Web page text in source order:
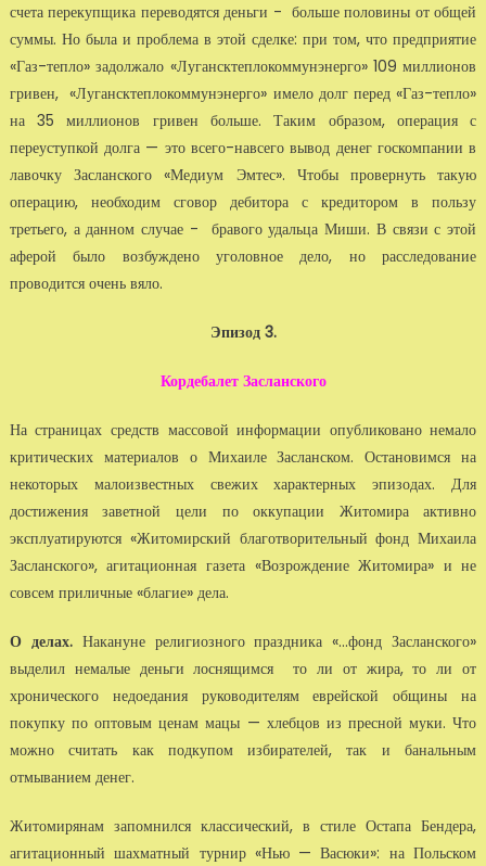
счета перекупщика переводятся деньги - больше половины от общей
суммы. Но была и проблема в этой сделке: при том, что предприятие
«Газ-тепло» задолжало «Лугансктеплокоммунэнерго» 109 миллионов
гривен, «Лугансктеплокоммунэнерго» имело долг перед «Газ-тепло»
на 35 миллионов гривен больше. Таким образом, операция с
переуступкой долга — это всего-навсего вывод денег госкомпании в
лавочку Засланского «Медиум Эмтес». Чтобы провернуть такую
операцию, необходим сговор дебитора с кредитором в пользу
третьего, а данном случае - бравого удальца Миши. В связи с этой
аферой было возбуждено уголовное дело, но расследование
проводится очень вяло.
Эпизод 3.
Кордебалет Засланского
На страницах средств массовой информации опубликовано немало
критических материалов о Михаиле Засланском. Остановимся на
некоторых малоизвестных свежих характерных эпизодах. Для
достижения заветной цели по оккупации Житомира активно
эксплуатируются «Житомирский благотворительный фонд Михаила
Засланского», агитационная газета «Возрождение Житомира» и не
совсем приличные «благие» дела.
О делах.Накануне религиозного праздника «...фонд Засланского»
выделил немалые деньги лоснящимся то ли от жира, то ли от
хронического недоедания руководителям еврейской общины на
покупку по оптовым ценам мацы — хлебцов из пресной муки. Что
можно считать как подкупом избирателей, так и банальным
отмыванием денег.
Житомирянам запомнился классический, в стиле Остапа Бендера,
агитационный шахматный турнир «Нью — Васюки»: на Польском